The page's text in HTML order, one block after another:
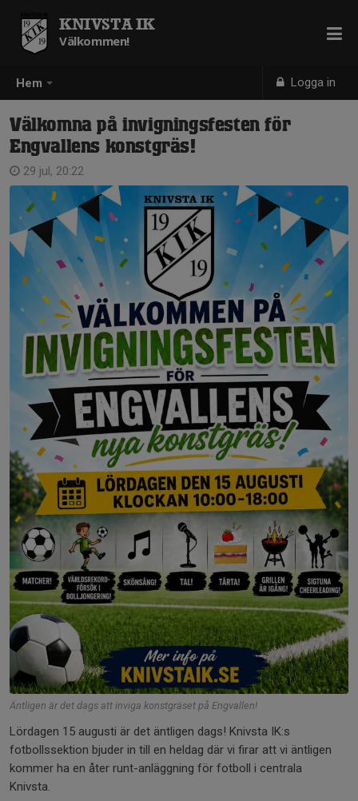
Hem Logga in
KNIVSTA IK
Välkommen!
Välkomna på invigningsfesten för
Engvallens konstgräs!
29 jul, 20:22
Äntligen är det dags att inviga konstgräset på Engvallen!
Lördagen 15 augusti är det äntligen dags! Knivsta IK:s
fotbollssektion bjuder in till en heldag där vi firar att vi äntligen
kommer ha en åter runt-anläggning för fotboll i centrala
Knivsta.